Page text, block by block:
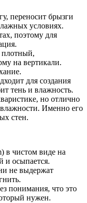
переносит брызги
условиях.
поэтому для
на вертикали.
для создания
тень и влажность.
но отлично
Именно его
стен.
в чистом виде на
осыпается.
не выдержат
понимания, что это
нужен.